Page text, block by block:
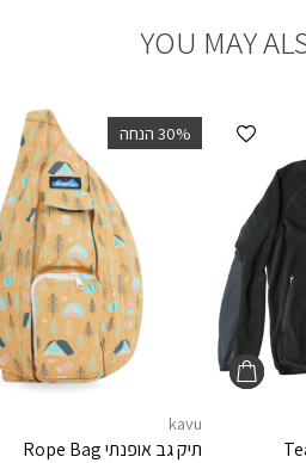
YOU MAY
הוספה למועדפים
‫30% הנחה
kavu
תיק גב אופנתיRope Bag